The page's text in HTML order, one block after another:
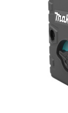
Trung Quốc (2)